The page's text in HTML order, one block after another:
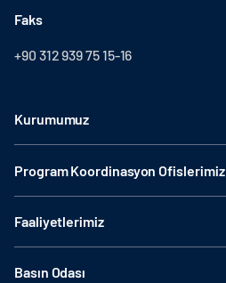
Faks
+90 312 939 75 15-16
Kurumumuz
Program Koordinasyon Ofislerimiz
Faaliyetlerimiz
Basın Odası